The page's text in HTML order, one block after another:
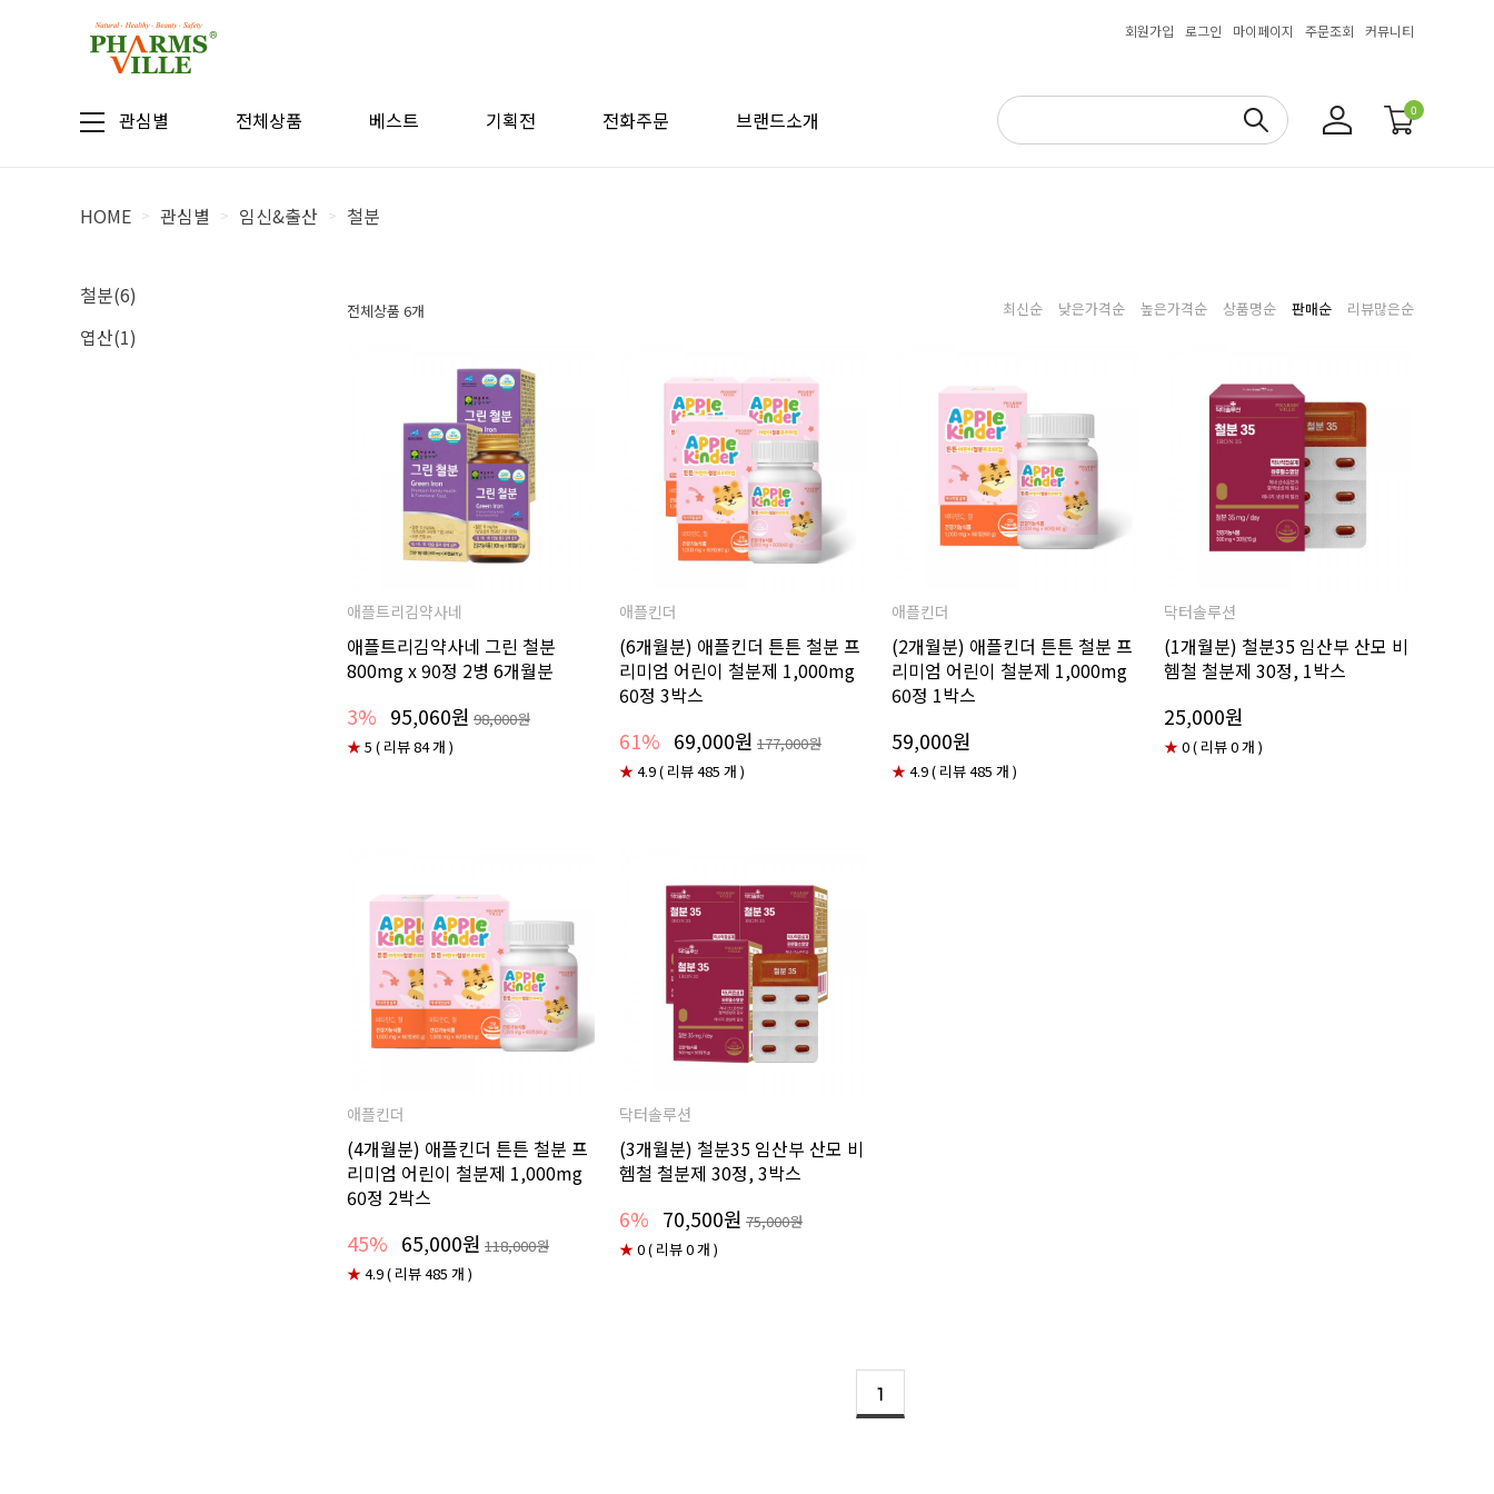
회원가입 로그인 마이페이지 주문조회 커뮤니티
관심별 전체상품 베스트 기획전 전화주문 브랜드소개 0
HOME > 관심별 > 임신&출산 > 철분
철분(6)
엽산(1)
전체상품 6개 최신순 낮은가격순 높은가격순 상품명순 판매순 리뷰많은순
애플트리김약사네
애플트리김약사네 그린 철분
800mg x 90정 2병 6개월분
3% 95,060원 98,000원
★5 ( 리뷰 84 개 )
애플킨더
(6개월분) 애플킨더 튼튼 철분 프
리미엄 어린이 철분제 1,000mg
60정 3박스
61% 69,000원 177,000원
★4.9 ( 리뷰 485 개 )
애플킨더
(2개월분) 애플킨더 튼튼 철분 프
리미엄 어린이 철분제 1,000mg
60정 1박스
59,000원
★4.9 ( 리뷰 485 개 )
닥터솔루션
(1개월분) 철분35 임산부 산모 비
헴철 철분제 30정, 1박스
25,000원
★0 ( 리뷰 0 개 )
애플킨더
(4개월분) 애플킨더 튼튼 철분 프
리미엄 어린이 철분제 1,000mg
60정 2박스
45% 65,000원 118,000원
★4.9 ( 리뷰 485 개 )
닥터솔루션
(3개월분) 철분35 임산부 산모 비
헴철 철분제 30정, 3박스
6% 70,500원 75,000원
★0 ( 리뷰 0 개 )
1